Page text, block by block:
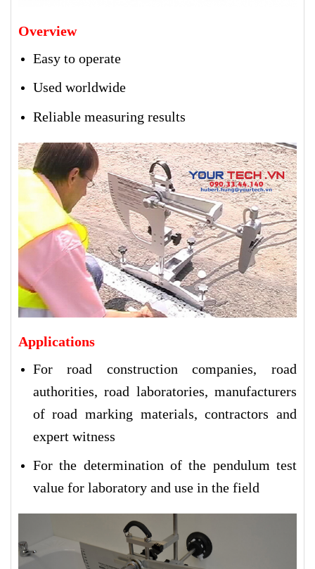
Overview
Easy to operate
Used worldwide
Reliable measuring results
Applications
For road construction companies, road
authorities, road laboratories, manufacturers
of road marking materials, contractors and
expert witness
For the determination of the pendulum test
valuefor laboratory and use in the field